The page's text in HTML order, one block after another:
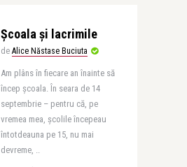
Școala și lacrimile
de Alice Năstase Buciuta
Am plâns în fiecare an înainte să
încep şcoala. În seara de 14
septembrie – pentru că, pe
vremea mea, şcolile începeau
întotdeauna pe 15, nu mai
devreme, ..